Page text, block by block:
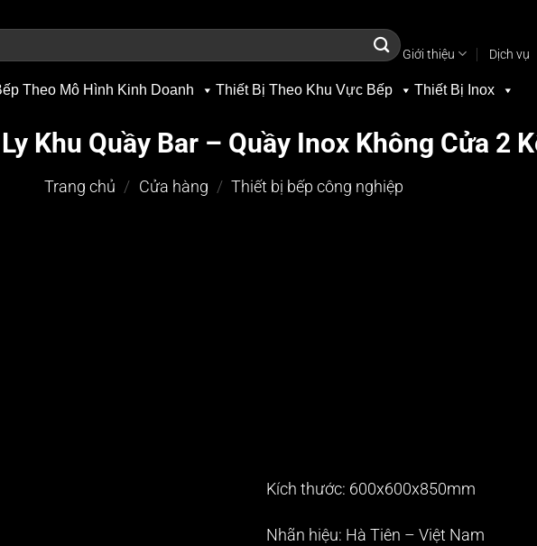
Giới thiệu Dịch vụ
Theo Mô Hình Kinh Doanh Thiết Bị Theo Khu Vực Bếp Thiết Bị Inox
Khu Quầy Bar – Quầy Inox Không Cửa 2
Trang chủ / Cửa hàng / Thiết bị bếp công nghiệp
Kích thước: 600x600x850mm
Nhãn hiệu: Hà Tiên – Việt Nam